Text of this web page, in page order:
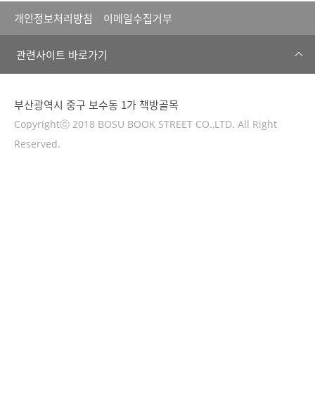
개인정보처리방침 이메일수집거부
관련사이트 바로가기
부산광역시 중구 보수동 1가 책방골목
Copyrightⓒ 2018 BOSU BOOK STREET CO.,LTD. All Right
Reserved.